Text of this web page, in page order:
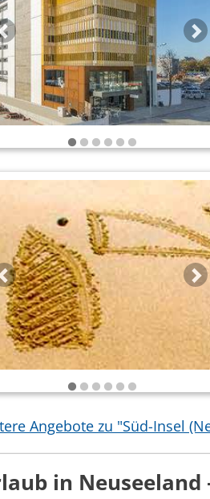
Angebote zu "Süd-Insel
in Neuseeland